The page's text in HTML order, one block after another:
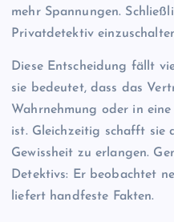
mehr Spannungen.
Privatdetektiv
Diese Entscheidung fällt
sie bedeutet, dass das
Wahrnehmung oder in
ist. Gleichzeitig schafft sie
Gewissheit zu erlangen.
Detektivs: Er beobachtet
liefert handfeste Fakten.